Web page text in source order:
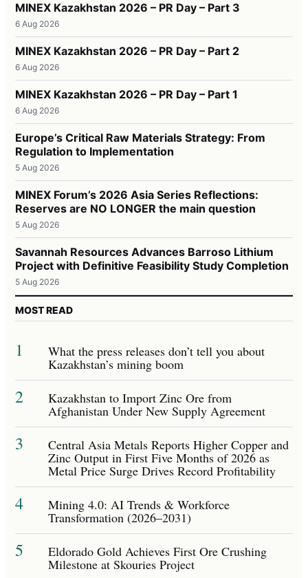
MINEX Kazakhstan 2026 – PR Day – Part 3
6 Aug 2026
MINEX Kazakhstan 2026 – PR Day – Part 2
6 Aug 2026
MINEX Kazakhstan 2026 – PR Day – Part 1
6 Aug 2026
Europe’s Critical Raw Materials Strategy: From
Regulation to Implementation
5 Aug 2026
MINEX Forum’s 2026 Asia Series Reflections:
Reserves are NO LONGER the main question
5 Aug 2026
Savannah Resources Advances Barroso Lithium
Project with Definitive Feasibility Study Completion
5 Aug 2026
MOST READ
1 What the press releases don’t tell you about
Kazakhstan’s mining boom
2 Kazakhstan to Import Zinc Ore from
Afghanistan Under New Supply Agreement
3 Central Asia Metals Reports Higher Copper and
Zinc Output in First Five Months of 2026 as
Metal Price Surge Drives Record Profitability
4 Mining 4.0: AI Trends & Workforce
Transformation (2026–2031)
5 Eldorado Gold Achieves First Ore Crushing
Milestone at Skouries Project